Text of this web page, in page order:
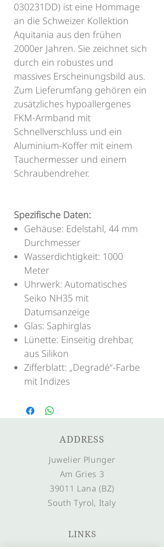
030231DD) ist eine Hommage
an die Schweizer Kollektion
Aquitania aus den frühen
2000er Jahren. Sie zeichnet sich
durch ein robustes und
massives Erscheinungsbild aus.
Zum Lieferumfang gehören ein
zusätzliches hypoallergenes
FKM-Armband mit
Schnellverschluss und ein
Aluminium-Koffer mit einem
Tauchermesser und einem
Schraubendreher.
Spezifische Daten:
Gehäuse: Edelstahl, 44 mm
Durchmesser
Wasserdichtigkeit: 1000
Meter
Uhrwerk: Automatisches
Seiko NH35 mit
Datumsanzeige
Glas: Saphirglas
Lünette: Einseitig drehbar,
aus Silikon
Zifferblatt: „Degradé“-Farbe
mit Indizes
ADDRESS
Juwelier Plunger
Am Gries 3
39011 Lana (BZ)
South Tyrol, Italy
LINKS